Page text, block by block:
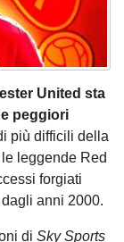
United sta
peggiori
più difficili della
leggende Red
forgiati
anni 2000.
di Sky Sports